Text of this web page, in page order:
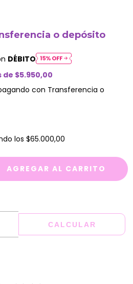
o depósito
DÉBITO
de $5.950,00
con Transferencia o
los $65.000,00
CALCULAR